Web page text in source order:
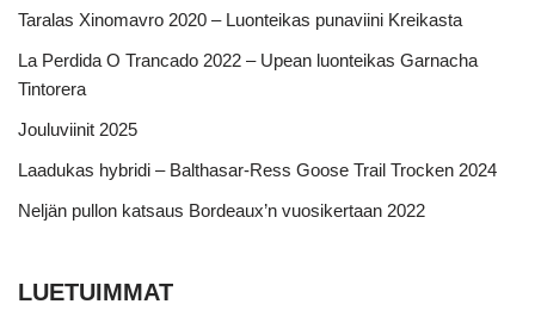
Taralas Xinomavro 2020 – Luonteikas punaviini Kreikasta
La Perdida O Trancado 2022 – Upean luonteikas Garnacha
Tintorera
Jouluviinit 2025
Laadukas hybridi – Balthasar-Ress Goose Trail Trocken 2024
Neljän pullon katsaus Bordeaux’n vuosikertaan 2022
LUETUIMMAT